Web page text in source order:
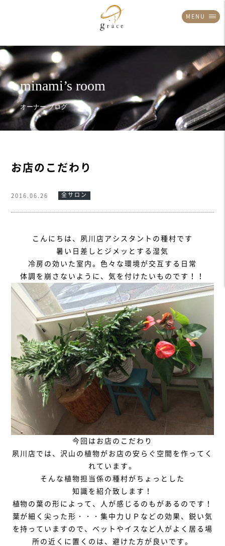
MENU
お店のこだわり
2016.06.26 全サロン
こんにちは、夙川店アシスタントの種村です
暑い日差しとジメッとする湿気
冷房の効いた室内。色々な環境が交互する日常
体調を崩さないように、気を付けたいものです！！
今回はお店のこだわり
夙川店では、沢山の植物がお店の安らぐ空間を作ってく
れています。
そんな植物担当係の種村がちょっとした
知識を紹介致します！
植物の葉の形によって、人が感じるのもがあるのです！
葉が細く尖った形・・・集中力ＵＰなどの効果、鋭い気
を持っていますので、ベットやイスなど人がよく居る場
所の近くに置くのは、避けた方が良いです。